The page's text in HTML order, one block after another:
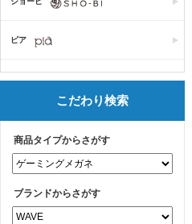
ピア
こだわり検索
商品タイプからさがす
ブランドからさがす